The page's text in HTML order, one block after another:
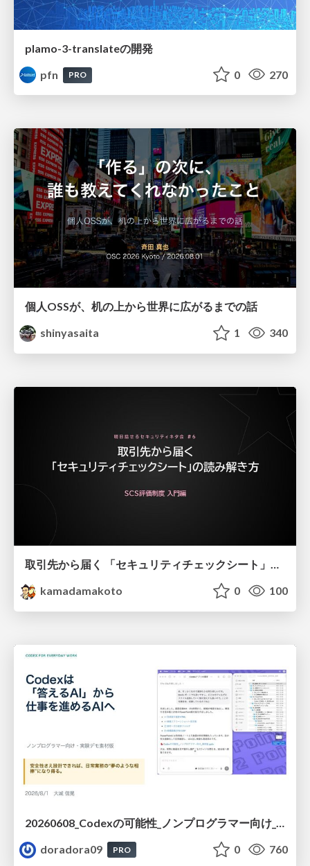
plamo-3-translateの開発
pfn
PRO 0 270
個人OSSが、机の上から世界に広がるまでの話
shinyasaita
1 340
取引先から届く 「セキュリティチェックシート」の読み解き方
kamadamakoto
0 100
doradora09
PRO 0 760